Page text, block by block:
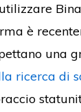
è
una
ricerca di